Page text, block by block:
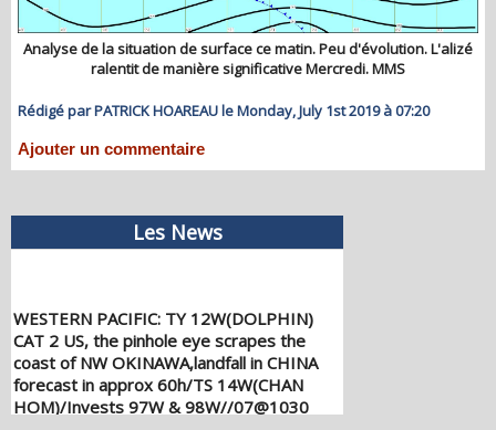
Analyse de la situation de surface ce matin. Peu d'évolution. L'alizé
ralentit de manière significative Mercredi. MMS
Rédigé par PATRICK HOAREAU le Monday, July 1st 2019 à 07:20
Ajouter un commentaire
Les News
WESTERN PACIFIC: TY 12W(DOLPHIN)
CAT 2 US, the pinhole eye scrapes the
coast of NW OKINAWA,landfall in CHINA
forecast in approx 60h/TS 14W(CHAN
HOM)/Invests 97W & 98W//07@1030
UTC